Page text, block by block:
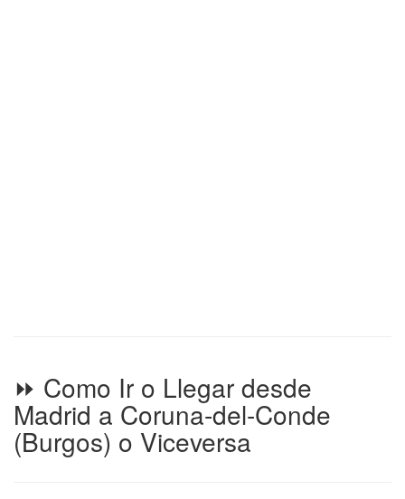
⏩ Como Ir o Llegar desde
Madrid a Coruna-del-Conde
(Burgos) o Viceversa